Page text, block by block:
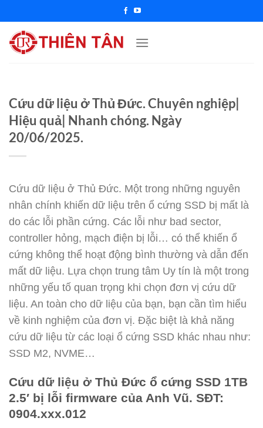
đến
nội
dung
Cứu dữ liệu ở Thủ Đức. Chuyên nghiệp|
Hiệu quả| Nhanh chóng. Ngày
20/06/2025.
Cứu dữ liệu ở Thủ Đức. Một trong những nguyên
nhân chính khiến dữ liệu trên ổ cứng SSD bị mất là
do các lỗi phần cứng. Các lỗi như bad sector,
controller hỏng, mạch điện bị lỗi… có thể khiến ổ
cứng không thể hoạt động bình thường và dẫn đến
mất dữ liệu. Lựa chọn trung tâm Uy tín là một trong
những yếu tố quan trọng khi chọn đơn vị cứu dữ
liệu. An toàn cho dữ liệu của bạn, bạn cần tìm hiểu
về kinh nghiệm của đơn vị. Đặc biệt là khả năng
cứu dữ liệu từ các loại ổ cứng SSD khác nhau như:
SSD M2, NVME…
Cứu dữ liệu ở Thủ Đức ổ cứng SSD 1TB
2.5′ bị lỗi firmware của Anh Vũ. SĐT:
0904.xxx.012